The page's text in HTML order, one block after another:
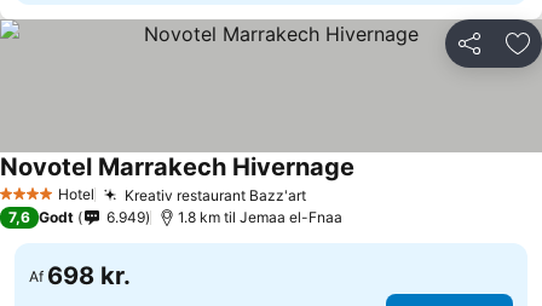
Del
4 StjernerHotel Kreativ restaurant Bazz'art
Novotel Marrakech Hivernage
7,6 Godt 6.949 1.8 km til Jemaa el-Fnaa
Af 698 kr.